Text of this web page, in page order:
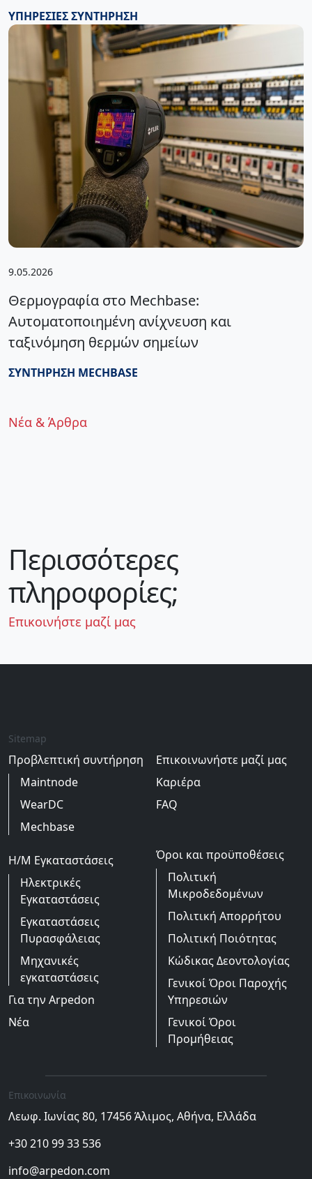
ΥΠΗΡΕΣΊΕΣΣΥΝΤΉΡΗΣΗ
9.05.2026
Θερμογραφία στο Mechbase:
Αυτοματοποιημένη ανίχνευση και
ταξινόμηση θερμών σημείων
ΣΥΝΤΉΡΗΣΗ MECHBASE
Νέα & Άρθρα
Περισσότερες
πληροφορίες;
Επικοινήστε μαζί μας
Sitemap
Προβλεπτική συντήρηση
Maintnode
WearDC
Mechbase
H/M Εγκαταστάσεις
Ηλεκτρικές
Εγκαταστάσεις
Εγκαταστάσεις
Πυρασφάλειας
Μηχανικές
εγκαταστάσεις
Για την Arpedon
Νέα
Επικοινωνήστε μαζί μας
Καριέρα
FAQ
Όροι και προϋποθέσεις
Πολιτική
Μικροδεδομένων
Πολιτική Απορρήτου
Πολιτική Ποιότητας
Κώδικας Δεοντολογίας
Γενικοί Όροι Παροχής
Υπηρεσιών
Γενικοί Όροι
Προμήθειας
Επικοινωνία
Λεωφ. Ιωνίας 80, 17456 Άλιμος, Αθήνα, Ελλάδα
+30 210 99 33 536
info@arpedon.com